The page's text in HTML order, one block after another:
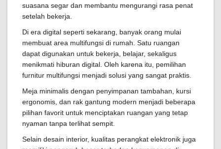
suasana segar dan membantu mengurangi rasa penat
setelah bekerja.
Di era digital seperti sekarang, banyak orang mulai
membuat area multifungsi di rumah. Satu ruangan
dapat digunakan untuk bekerja, belajar, sekaligus
menikmati hiburan digital. Oleh karena itu, pemilihan
furnitur multifungsi menjadi solusi yang sangat praktis.
Meja minimalis dengan penyimpanan tambahan, kursi
ergonomis, dan rak gantung modern menjadi beberapa
pilihan favorit untuk menciptakan ruangan yang tetap
nyaman tanpa terlihat sempit.
Selain desain interior, kualitas perangkat elektronik juga